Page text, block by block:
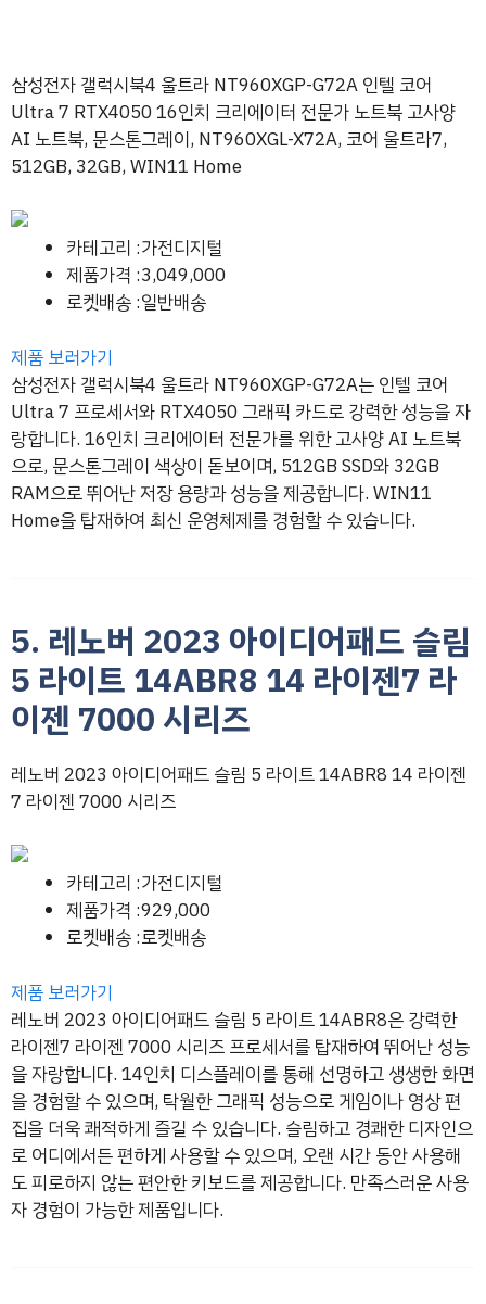
삼성전자 갤럭시북4 울트라 NT960XGP-G72A 인텔 코어
Ultra 7 RTX4050 16인치 크리에이터 전문가 노트북 고사양
AI 노트북, 문스톤그레이, NT960XGL-X72A, 코어 울트라7,
512GB, 32GB, WIN11 Home
카테고리 :가전디지털
제품가격 :3,049,000
로켓배송 :일반배송
제품 보러가기
삼성전자 갤럭시북4 울트라 NT960XGP-G72A는 인텔 코어
Ultra 7 프로세서와 RTX4050 그래픽 카드로 강력한 성능을 자
랑합니다. 16인치 크리에이터 전문가를 위한 고사양 AI 노트북
으로, 문스톤그레이 색상이 돋보이며, 512GB SSD와 32GB
RAM으로 뛰어난 저장 용량과 성능을 제공합니다. WIN11
Home을 탑재하여 최신 운영체제를 경험할 수 있습니다.
5. 레노버 2023 아이디어패드 슬림
5 라이트 14ABR8 14 라이젠7 라
이젠 7000 시리즈
레노버 2023 아이디어패드 슬림 5 라이트 14ABR8 14 라이젠
7 라이젠 7000 시리즈
카테고리 :가전디지털
제품가격 :929,000
로켓배송 :로켓배송
제품 보러가기
레노버 2023 아이디어패드 슬림 5 라이트 14ABR8은 강력한
라이젠7 라이젠 7000 시리즈 프로세서를 탑재하여 뛰어난 성능
을 자랑합니다. 14인치 디스플레이를 통해 선명하고 생생한 화면
을 경험할 수 있으며, 탁월한 그래픽 성능으로 게임이나 영상 편
집을 더욱 쾌적하게 즐길 수 있습니다. 슬림하고 경쾌한 디자인으
로 어디에서든 편하게 사용할 수 있으며, 오랜 시간 동안 사용해
도 피로하지 않는 편안한 키보드를 제공합니다. 만족스러운 사용
자 경험이 가능한 제품입니다.